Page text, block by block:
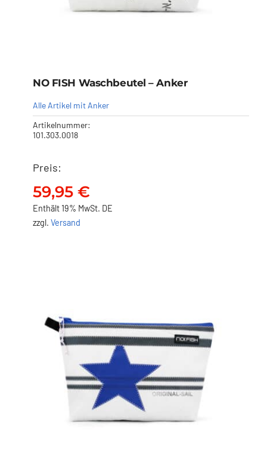
NO FISH Waschbeutel –
59,95
NO FISH Waschbeutel – Anker
Alle Artikel mit Anker
Artikelnummer:
101.303.0018
Preis:
59,95 €
Enthält 19% MwSt. DE
zzgl. Versand